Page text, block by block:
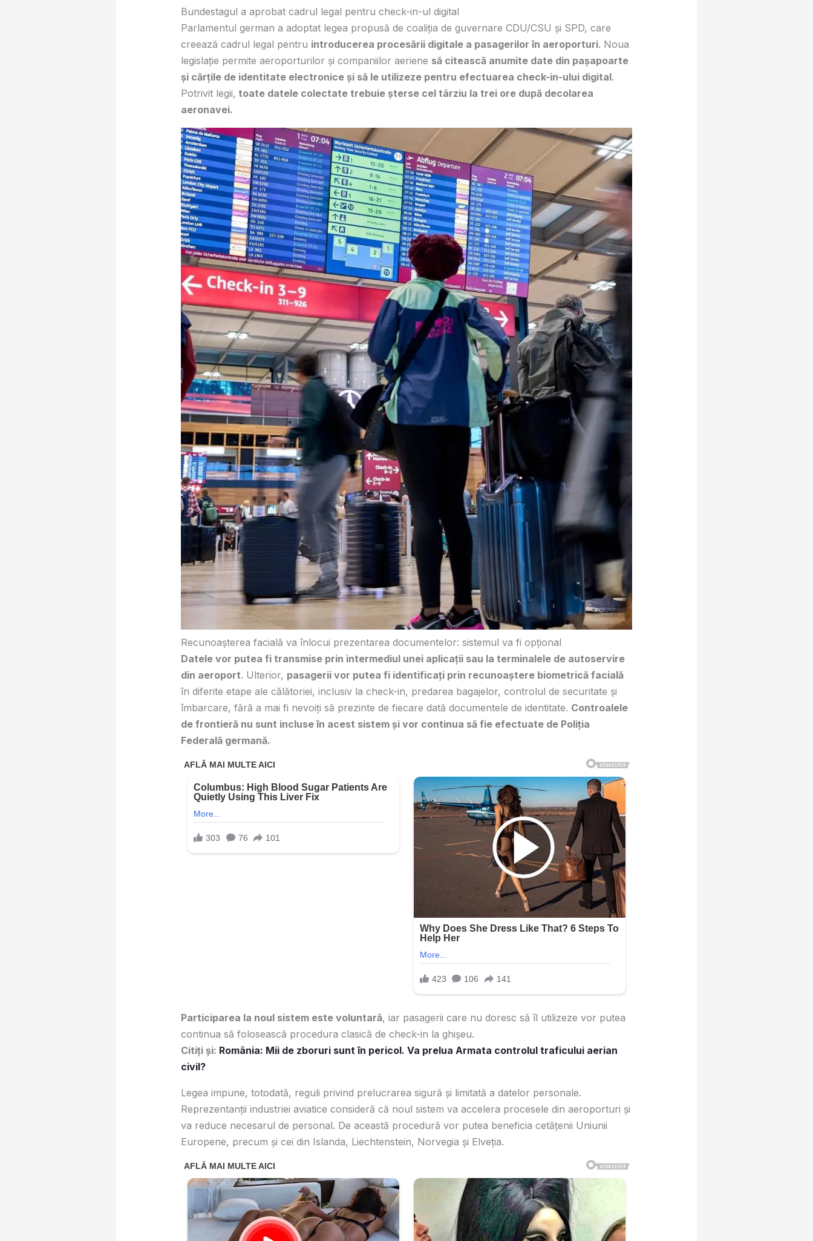
Bundestagul a aprobat cadrul legal pentru check-in-ul digital
Parlamentul german a adoptat legea propusă de coaliția de guvernare CDU/CSU și SPD, care
creează cadrul legal pentru introducerea procesării digitale a pasagerilor în aeroporturi. Noua
legislație permite aeroporturilor și companiilor aeriene să citească anumite date din pașapoarte
și cărțile de identitate electronice și să le utilizeze pentru efectuarea check-in-ului digital.
Potrivit legii, toate datele colectate trebuie șterse cel târziu la trei ore după decolarea
aeronavei.
Recunoașterea facială va înlocui prezentarea documentelor: sistemul va fi opțional
Datele vor putea fi transmise prin intermediul unei aplicații sau la terminalele de autoservire
din aeroport. Ulterior, pasagerii vor putea fi identificați prin recunoaștere biometrică facială
în diferite etape ale călătoriei, inclusiv la check-in, predarea bagajelor, controlul de securitate și
îmbarcare, fără a mai fi nevoiți să prezinte de fiecare dată documentele de identitate. Controalele
de frontieră nu sunt incluse în acest sistem și vor continua să fie efectuate de Poliția
Federală germană.
Participarea la noul sistem este voluntară, iar pasagerii care nu doresc să îl utilizeze vor putea
continua să folosească procedura clasică de check-in la ghișeu.
Citiți și: România: Mii de zboruri sunt în pericol. Va prelua Armata controlul traficului aerian
civil?
Legea impune, totodată, reguli privind prelucrarea sigură și limitată a datelor personale.
Reprezentanții industriei aviatice consideră că noul sistem va accelera procesele din aeroporturi și
va reduce necesarul de personal. De această procedură vor putea beneficia cetățenii Uniunii
Europene, precum și cei din Islanda, Liechtenstein, Norvegia și Elveția.